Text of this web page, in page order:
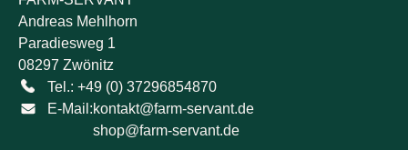
Andreas Mehlhorn
Paradiesweg 1
08297 Zwönitz
Tel.: +49 (0) 37296854870
E-Mail:kontakt@farm-servant.de
shop@farm-servant.de